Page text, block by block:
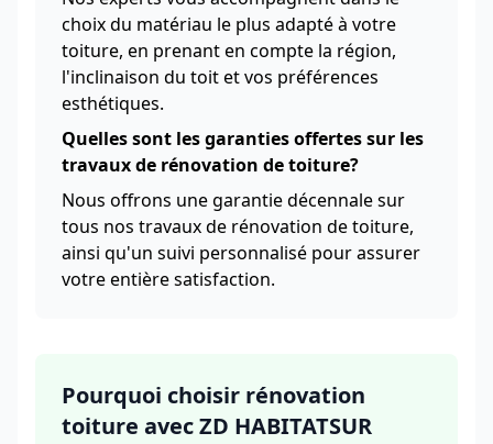
choix du matériau le plus adapté à votre
toiture, en prenant en compte la région,
l'inclinaison du toit et vos préférences
esthétiques.
Quelles sont les garanties offertes sur les
travaux de rénovation de toiture?
Nous offrons une garantie décennale sur
tous nos travaux de rénovation de toiture,
ainsi qu'un suivi personnalisé pour assurer
votre entière satisfaction.
Pourquoi choisir rénovation
toiture avec ZD HABITATSUR